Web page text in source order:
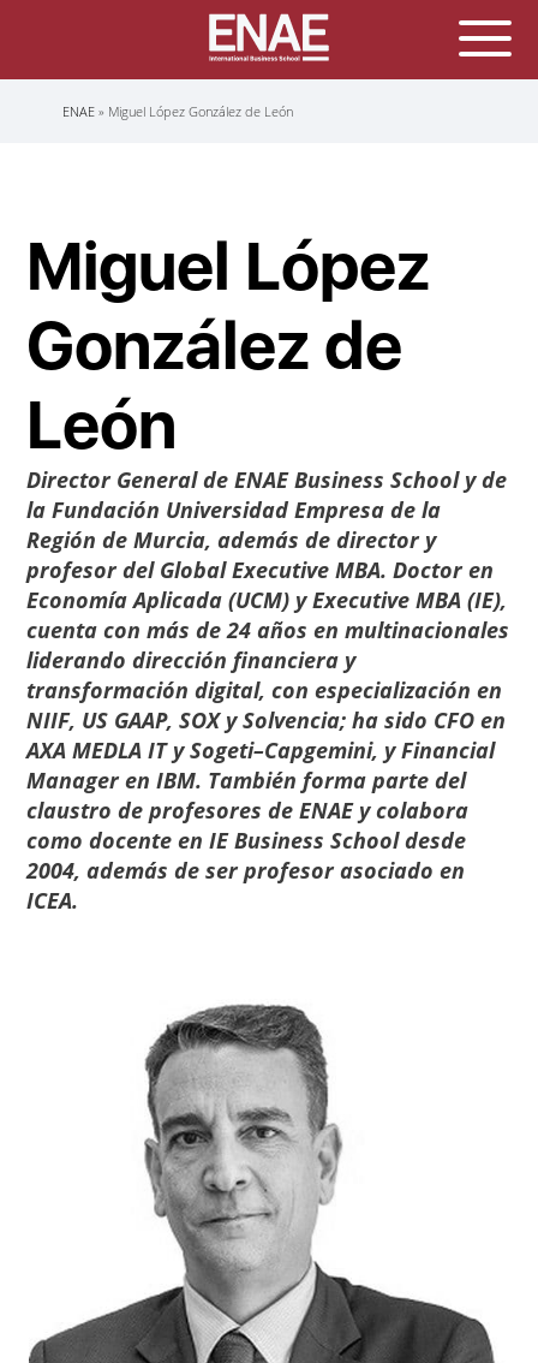
Sobrescribir
ENAE Miguel López González de León
Miguel López
González de
León
Director General deENAE Business Schooly de
la Fundación Universidad Empresa de la
Región de Murcia, además de director y
profesor del Global Executive MBA. Doctor en
Economía Aplicada (UCM) y Executive MBA (IE),
cuenta con más de 24 años en multinacionales
liderando dirección financiera y
transformación digital, con especialización en
NIIF, US GAAP, SOX y Solvencia; ha sido CFO en
AXA MEDLA IT y Sogeti–Capgemini, y Financial
Manager en IBM. También forma parte del
claustro de profesores de ENAEy colabora
como docente en IE Business School desde
2004, además de ser profesor asociado en
ICEA.